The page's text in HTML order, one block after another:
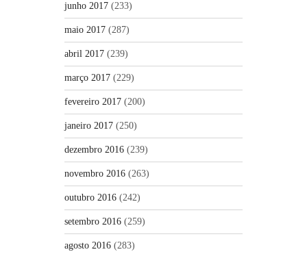
junho 2017 (233)
maio 2017 (287)
abril 2017 (239)
março 2017 (229)
fevereiro 2017 (200)
janeiro 2017 (250)
dezembro 2016 (239)
novembro 2016 (263)
outubro 2016 (242)
setembro 2016 (259)
agosto 2016 (283)